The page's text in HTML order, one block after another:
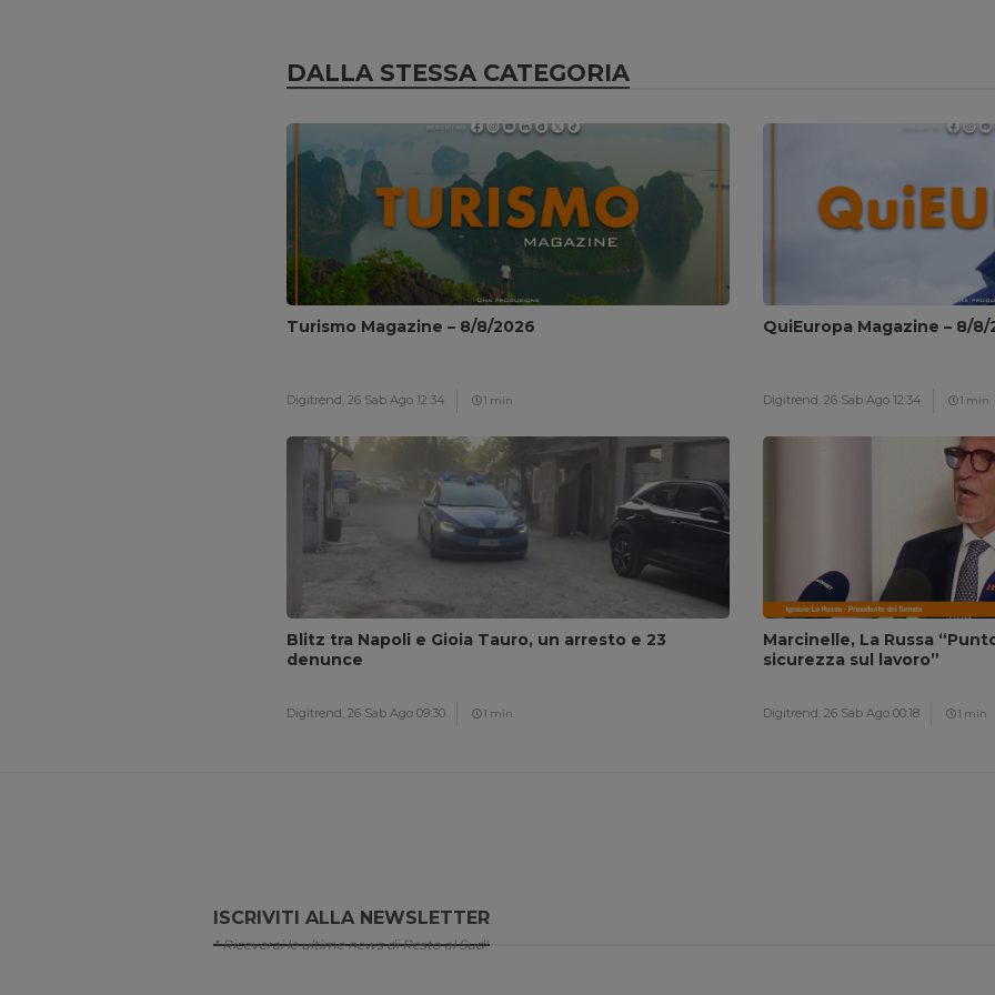
DALLA STESSA CATEGORIA
Turismo Magazine – 8/8/2026
Digitrend, 26 Sab Ago 12:34 1 min
QuiEuropa Magazine – 8/8/
Digitrend, 26 Sab Ago 12:34 1 min
Blitz tra Napoli e Gioia Tauro, un arresto e 23
denunce
Digitrend, 26 Sab Ago 09:30 1 min
Marcinelle, La Russa
sicurezza sul lavoro”
Digitrend, 26 Sab Ago 00:18 1 min
ISCRIVITI ALLA NEWSLETTER
* Riceverai le ultime news di Resto al Sud!